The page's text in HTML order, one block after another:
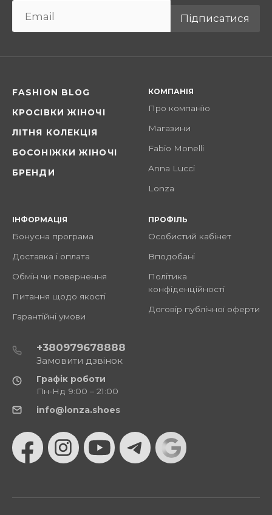
Підписатися
FASHION BLOG
КРОСІВКИ ЖІНОЧІ
ЛІТНЯ КОЛЕКЦІЯ
БОСОНІЖКИ ЖІНОЧІ
БРЕНДИ
КОМПАНІЯ
Про компанію
Магазини
Fabio Monelli
Anna Lucci
Lonza
ІНФОРМАЦІЯ
Бонусна програма
Доставка і оплата
Обмін чи повернення
Питання щодо якості
Гарантійні умови
ПРОФІЛЬ
Особистий кабінет
Вподобані
Політика
конфіденційності
Договір публічної оферти
+380979678888
Замовити дзвінок
Графік роботи
Пн-Нд 9:00 – 21:00
info@lonza.shoes